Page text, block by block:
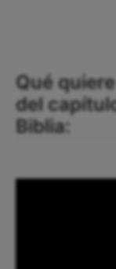
Qué
del
Biblia: